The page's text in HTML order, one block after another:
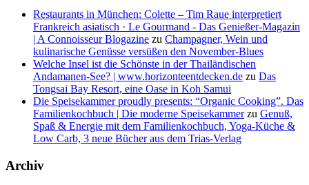
Restaurants in München: Colette – Tim Raue interpretiert
Frankreich asiatisch · Le Gourmand - Das Genießer-Magazin
| A Connoisseur Blogazine zu Champagner, Wein und
kulinarische Genüsse versüßen den November-Blues
Welche Insel ist die Schönste in der Thailändischen
Andamanen-See? | www.horizonteentdecken.de zu Das
Tongsai Bay Resort, eine Oase in Koh Samui
Die Speisekammer proudly presents: “Organic Cooking”. Das
Familienkochbuch | Die moderne Speisekammerzu Genuß,
Spaß & Energie mit dem Familienkochbuch, Yoga-Küche &
Low Carb, 3 neue Bücher aus dem Trias-Verlag
Archiv